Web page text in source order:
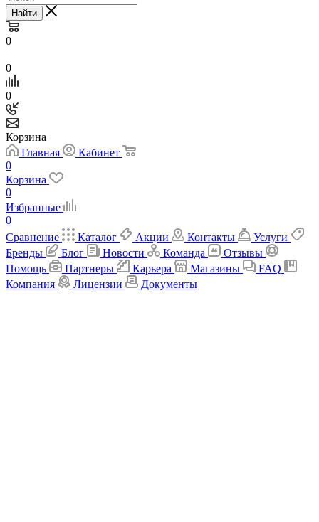
Найти
0
0
0
Корзина
Главная
Кабинет
0
Корзина
0
Избранные
0
Сравнение
Каталог Акции Контакты
Услуги
Бренды
Блог Новости Команда
Отзывы
Помощь
Партнеры Карьера Магазины
FAQ
Компания
Лицензии Документы